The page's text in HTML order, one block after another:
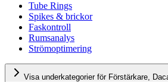
Tube Rings
Spikes & brickor
Faskontroll
Rumsanalys
Strömoptimering
Visa underkategorier för Förstärkare,